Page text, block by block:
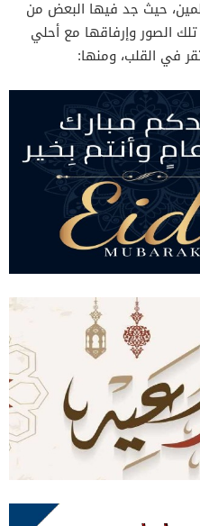
حيث جد فيها البعض من
الصور وإرفاقها مع أحلي
في القلب، ومنها: